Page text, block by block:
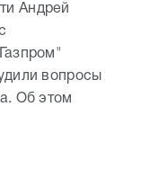
Андрей
вопросы
Об этом